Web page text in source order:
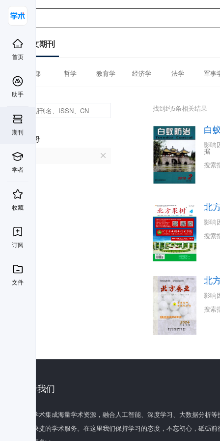
首页
助手
期刊
学者
收藏
订阅
文件
中文期刊
全部 哲学 教育学 经济学 法学 军事
首字母
B
找到约5条相关结果
白
影响
据
搜索
北
影响
搜索
北
影响
搜索
关于我们
百度学术集成海量学术资源，融合人工智能、深度学习、大数据分析
全面快捷的学术服务。在这里我们保持学习的态度，不忘初心，砥砺前